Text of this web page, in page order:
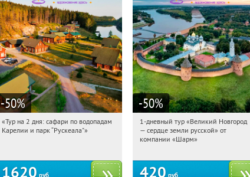
-50%
11:22:17 Купили:
«Тур на 2 дня: сафари по водопадам
Карелии и парк “Рускеала"»
1620 руб.
-50%
11:22:17 Купили:22
Достоевская
1-дневный тур «Великий Новгород
— сердце земли русской» от
компании «Шарм»
420 руб.